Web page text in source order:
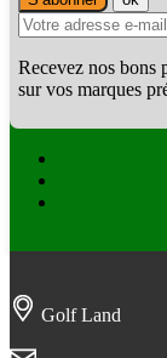
Recevez nos bons
sur vos marques
Golf Land